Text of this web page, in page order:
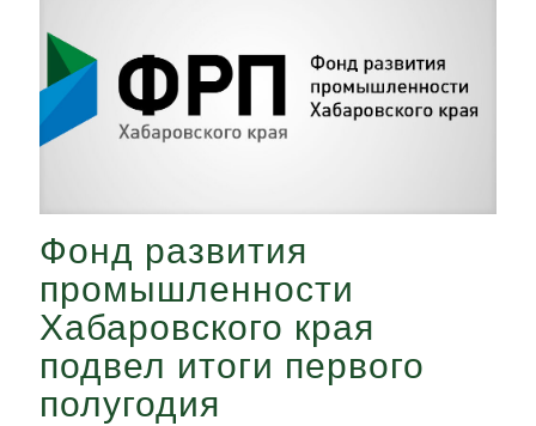
Фонд развития
промышленности
Хабаровского края
подвел итоги первого
полугодия